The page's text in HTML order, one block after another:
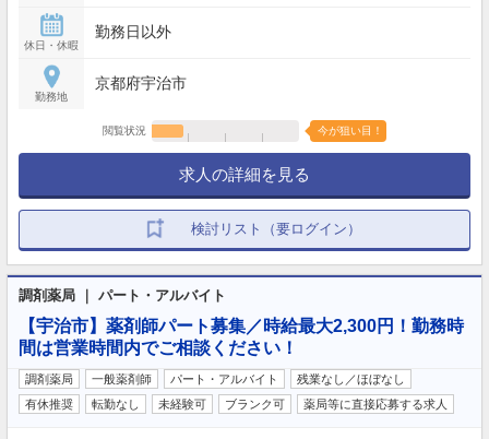
休日・休暇
勤務日以外
勤務地
京都府宇治市
閲覧状況 今が狙い目！
求人の詳細を見る
検討リスト（要ログイン）
調剤薬局 ｜ パート・アルバイト
【宇治市】薬剤師パート募集／時給最大2,300円！勤務時
間は営業時間内でご相談ください！
調剤薬局 一般薬剤師 パート・アルバイト
残業なし／ほぼなし
有休推奨
転勤なし 未経験可 ブランク可 薬局等に直接応募する求人